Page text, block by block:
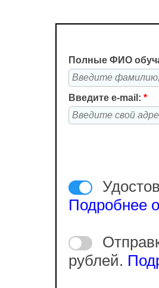
Полные ФИО
Введите e-mail: *
Подробнее
рублей.